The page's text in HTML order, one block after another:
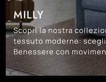
MILLY
Scopri la nostra
tessuto moderne:
Benessere con